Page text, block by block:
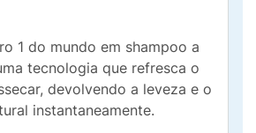
1 do mundo em shampoo a
tecnologia que refresca o
devolvendo a leveza e o
instantaneamente.